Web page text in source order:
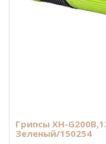
Грипсы XH-
Зеленый/150254